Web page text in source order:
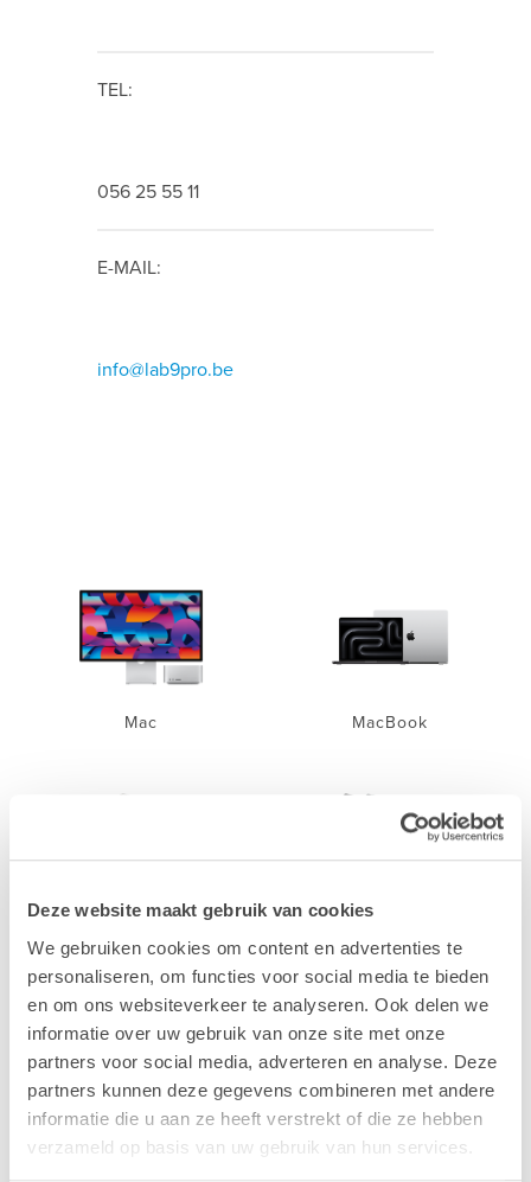
Deze website maakt gebruik van cookies
We gebruiken cookies om content en advertenties te
personaliseren, om functies voor social media te bieden
en om ons websiteverkeer te analyseren. Ook delen we
informatie over uw gebruik van onze site met onze
partners voor social media, adverteren en analyse. Deze
partners kunnen deze gegevens combineren met andere
informatie die u aan ze heeft verstrekt of die ze hebben
verzameld op basis van uw gebruik van hun services.
TEL:
056 25 55 11
E-MAIL:
info@lab9pro.be
Mac MacBook
iPhone iPad
Accessoires